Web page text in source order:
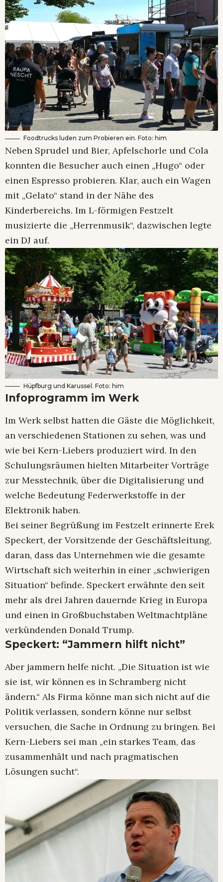
Foodtrucks luden zum Probieren ein. Foto: him
Neben Sprudel und Bier, Apfelschorle und Cola
konnten die Besucher auch einen „Hugo“ oder
einen Espresso probieren. Klar, auch ein Wagen
mit „Gelato“ stand in der Nähe des
Kinderbereichs. Im L-förmigen Festzelt
musizierte die „Herrenmusik“, dazwischen legte
ein DJ auf.
Hüpfburg und Karussel. Foto: him
Infoprogramm im Werk
Im Werk selbst hatten die Gäste die Möglichkeit,
an verschiedenen Stationen zu sehen, was und
wie bei Kern-Liebers produziert wird. In den
Schulungsräumen hielten Mitarbeiter Vorträge
zur Messtechnik, über die Digitalisierung und
welche Bedeutung Federwerkstoffe in der
Elektronik haben.
Bei seiner Begrüßung im Festzelt erinnerte Erek
Speckert, der Vorsitzende der Geschäftsleitung,
daran, dass das Unternehmen wie die gesamte
Wirtschaft sich weiterhin in einer „schwierigen
Situation“ befinde. Speckert erwähnte den seit
mehr als drei Jahren dauernde Krieg in Europa
und einen in Großbuchstaben Weltmachtpläne
verkündenden Donald Trump.
Speckert: “Jammern hilft nicht”
Aber jammern helfe nicht. „Die Situation ist wie
sie ist, wir können es in Schramberg nicht
ändern.“ Als Firma könne man sich nicht auf die
Politik verlassen, sondern könne nur selbst
versuchen, die Sache in Ordnung zu bringen. Bei
Kern-Liebers sei man „ein starkes Team, das
zusammenhält und nach pragmatischen
Lösungen sucht“.